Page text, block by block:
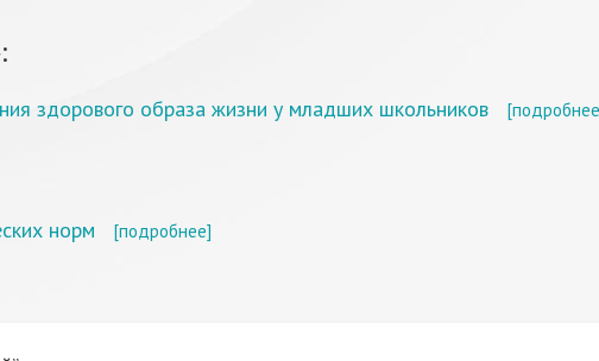
здорового образа жизни у младших школьников
норм [подробнее]